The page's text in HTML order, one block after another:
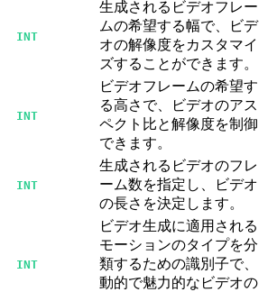
INT
生成されるビデオフレー
ムの希望する幅で、ビデ
オの解像度をカスタマイ
ズすることができます。
INT
ビデオフレームの希望す
る高さで、ビデオのアス
ペクト比と解像度を制御
できます。
INT
生成されるビデオのフレ
ーム数を指定し、ビデオ
の長さを決定します。
INT
ビデオ生成に適用される
モーションのタイプを分
類するための識別子で、
動的で魅力的なビデオの